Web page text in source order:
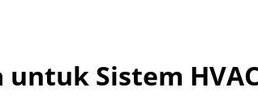
Sistem